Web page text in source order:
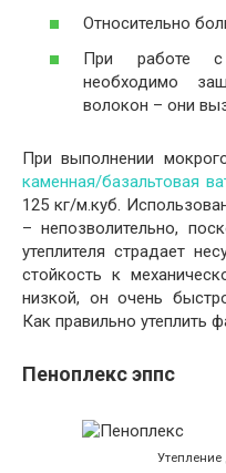
Относительно
При работе с
необходимо
волокон – они
При выполнении
каменная/базальтовая
125 кг/м.куб.
– непозволительно,
утеплителя страдает
стойкость к
низкой, он очень
Как правильно утеплить
Пеноплекс эппс